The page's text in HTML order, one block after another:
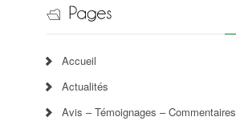
Accueil
Actualités
Avis – Témoignages – Commentaires